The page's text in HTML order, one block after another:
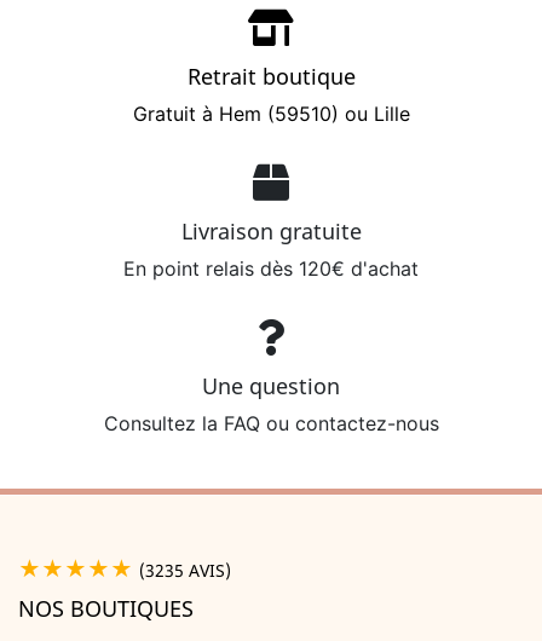
Retrait boutique
Gratuit à Hem (59510) ou Lille
Livraison gratuite
En point relais dès 120€ d'achat
Une question
Consultez la FAQ ou contactez-nous
★★★★★ (3235 AVIS)
NOS BOUTIQUES